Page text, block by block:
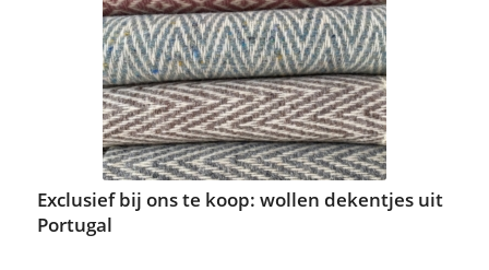
Exclusief bij ons te koop: wollen dekentjes uit
Portugal